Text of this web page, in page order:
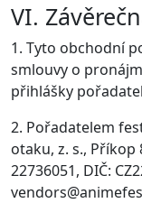
VI.
1. Tyto obchodní
smlouvy o
přihlášky
2. Pořadatelem
otaku, z. s., Příkop
22736051, DIČ: